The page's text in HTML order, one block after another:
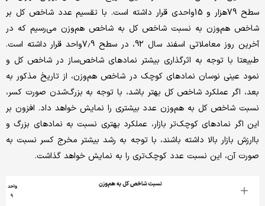
سطح 79‌‌‌‌هزار و 15‌‌‌واحدی قرار داشته‌‌‌ است. با تقسیم عدد شاخص‌‌‌ کل بر
شاخص هم‌‌‌‌‌‌‌‌‌‌‌‌‌‌‌‌‌‌‌‌‌وزن به نسبت شاخص‌‌‌ کل به شاخص هم‌‌‌‌‌‌‌‌‌‌‌‌‌‌‌‌‌‌‌‌‌وزن می‌‌‌رسیم که در
آخرین روز معاملاتی اسفند سال ‌‌‌92، در سطح 7.9واحد قرار داشته‌‌‌ است.
طبیعتا با توجه به اثرگذاری بیشتر نمادهای شاخص‌‌‌‌‌‌‌‌‌‌‌‌‌‌‌‌‌‌‌‌‌ساز در شاخص‌‌‌ کل و
نمود عینی نوسان نمادهای کوچک در شاخص هم‌‌‌‌‌‌‌‌‌‌‌‌‌‌‌‌‌‌‌‌‌وزن، از تاریخ مذکور به
بعد، اگر عملکرد شاخص‌‌‌ کل بهتر باشد، با توجه به بزرگ‌‌‌‌‌‌‌‌‌‌‌‌‌‌‌‌‌‌‌‌‌شدن صورت کسر،
نسبت شاخص‌‌‌ کل به هم‌‌‌‌‌‌‌‌‌‌‌‌‌‌‌‌‌‌‌‌‌وزن عدد بیشتری را نمایش خواهد داد. افزون بر
این اگر نمادهای کوچک‌تر بازار، عملکرد بهتری نسبت به نمادهای بزرگ و
باارزش بازار بالا داشته باشند، با توجه به رشد بیشتر مخرج کسر نسبت به‌‌‌
صورت آن، این نسبت عدد کوچک‌تری را به نمایش خواهد گذاشت.